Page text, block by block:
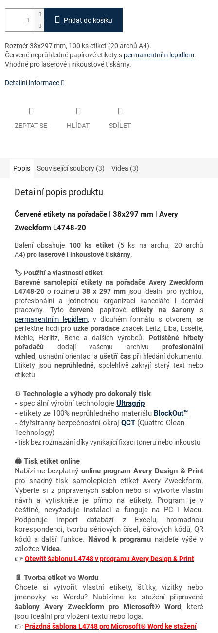
Přidat do košíku
Rozměr 38x297 mm, 100 ks etiket (20 archů A4).
Červené neprůhledné papírové etikety s permanentním lepidlem.
Vhodné pro laserové i inkoustové tiskárny.
Detailní informace
ZEPTAT SE HLÍDAT SDÍLET
Popis Související soubory (3) Videa (3)
Detailní popis produktu
Červené etikety na pořadače | 38x297 mm | Avery
Zweckform L4748-20
Balení obsahuje 100 ks etiket(5 ks na archu, 20 archů
A4) pro laserové i inkoustové tiskárny.
🏷️ Použití a vlastnosti etiket
Barevné samolepicí etikety na pořadače Avery Zweckform
L4748-20 o rozměru 38 x 297 mm jsou ideální pro rychlou,
profesionální a jednotnou organizaci kanceláře i domácí
pracovny. Tytočervené papírovéetikety na šanony s
permanentním lepidlem, v dlouhém formátu s otvorem, se
perfektně hodí pro úzké pořadačeznaček Leitz, Elba, Esselte,
Mehle, Herlitz, Bene a dalších výrobců. Potištěné hřbety
pořadačů dodají vašemu archivu profesionální
vzhled, usnadní orientaci a ušetří časpři hledání dokumentů.
Etikety jsou neprůhledné, spolehlivě zakryjí starý text nebo
etiketu.
⚙️ Technologie a výhody pro dokonalý tisk
- speciální výrobní technologie Ultragrip
- etikety ze 100% neprůhledného materiálu BlockOut™
- čtyřstranný bezpečnostní okraj QCT (Quattro Clean
Technology)
-tisk bez rozmazání díky vynikající fixaci toneru nebo inkoustu
🖨️ Tisk etiket online
Nabízíme bezplatný online program Avery Design & Print
pro snadný tisk samolepicích etiket Avery Zweckform.
Vyberte si z připravených šablon nebo si vytvořte vlastní
návrh a vytiskněte je přímo na etikety. Program je v
češtině, nevyžaduje instalaci a funguje na PC i Macu.
Podporuje import databází z Excelu, hromadnou
korespondenci, tvorbu sériových čísel, čárových kódů, QR
kódů a další funkce.
Návod k programu najdete výše v
záložce Videa.
👉Otevřít šablonu L4748 v programu Avery Design & Print
📄 Tvorba etiket ve Wordu
Chcete si vytvořit vlastní etikety, štítky, vizitky nebo
jmenovky ve Wordu? Nabízíme ke stažení připravené
šablony Avery Zweckform pro Microsoft® Word, které
jsou ideální pro vložení textu nebo loga.
👉Prázdná šablona L4748 pro Microsoft® Word ke stažení